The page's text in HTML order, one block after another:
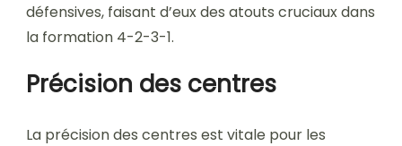
défensives, faisant d’eux des atouts cruciaux dans
la formation 4-2-3-1.
Précision des centres
La précision des centres est vitale pour les